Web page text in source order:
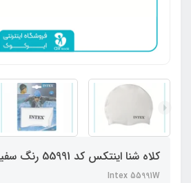
کلاه شنا اینتکس کد 55991 رنگ سفید
Intex 55991W